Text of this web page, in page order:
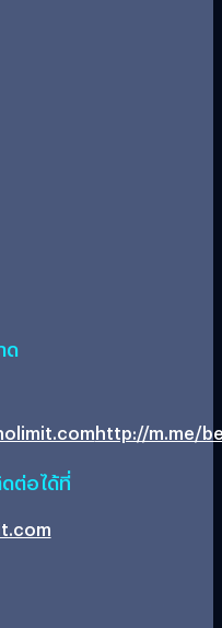
ด
http://m.me/
ต่อได้ที่